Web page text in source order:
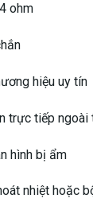
ohm
hiệu uy tín
trực tiếp ngoài
hình bị ẩm
nhiệt hoặc